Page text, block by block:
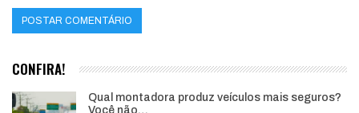
CONFIRA!
Qual montadora produz veículos mais seguros?
Você não…